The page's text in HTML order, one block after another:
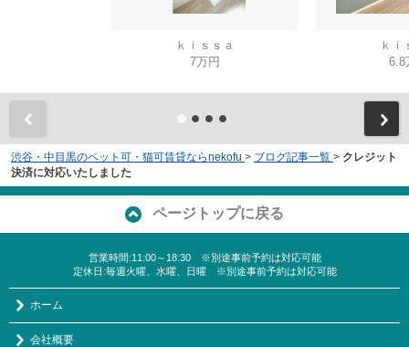
ｋｉｓｓａ
7万円
ｋｉ
6.8
渋谷・中目黒のペット可・猫可賃貸ならnekofu > ブログ記事一覧 > クレジット
決済に対応いたしました
ページトップに戻る
営業時間:11:00～18:30 ※別途事前予約は対応可能
定休日:毎週火曜、水曜、日曜 ※別途事前予約は対応可能
ホーム
会社概要